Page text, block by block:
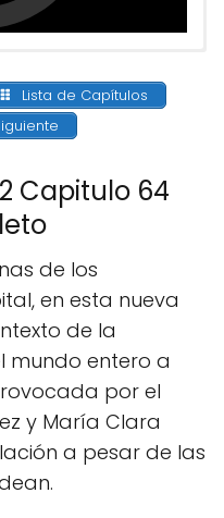
Lista de Capítulos
Capitulo 64
de los
en esta nueva
de la
mundo entero a
por el
y María Clara
a pesar de las